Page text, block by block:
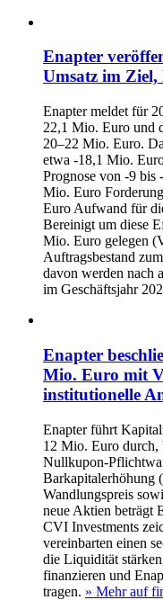
Enapter
Umsatz im
Enapter meldet für
22,1 Mio. Euro und
20–22 Mio. Euro.
etwa -18,1 Mio.
Prognose von -9 bis
Mio. Euro
Euro Aufwand für
Bereinigt um diese
Mio. Euro gelegen
Auftragsbestand
davon werden nach
im Geschäftsjahr
Enapter
Mio. Euro mit
institutionelle
Enapter führt
12 Mio. Euro durch,
Nullkupon-
Barkapitalerhöhung
Wandlungspreis
neue Aktien beträgt
CVI Investments
vereinbarten einen
die Liquidität
finanzieren und
tragen. » Mehr auf